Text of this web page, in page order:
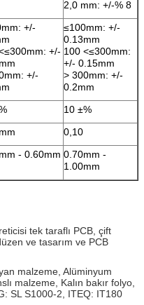
2,0 mm: +/-% 8
+/-
+/-
+/-
≤100mm: +/-
0.13mm
100 <≤300mm:
+/- 0.15mm
> 300mm: +/-
0.2mm
10 ±%
0,10
- 0.60mm 0.70mm -
1.00mm
tek taraflı PCB, çift
ve tasarım ve PCB
malzeme, Alüminyum
malzeme, Kalın bakır folyo,
SL S1000-2, ITEQ: IT180